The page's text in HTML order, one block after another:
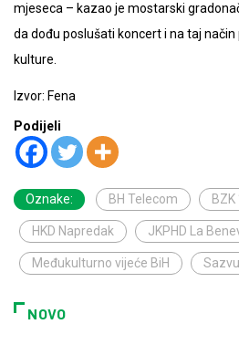
mjeseca – kazao je mostarski
da dođu poslušati koncert i na taj
kulture.
Izvor: Fena
Podijeli
Oznake: BH Telecom BZK
HKD Napredak JKPHD La
Međukulturno vijeće BiH
NOVO